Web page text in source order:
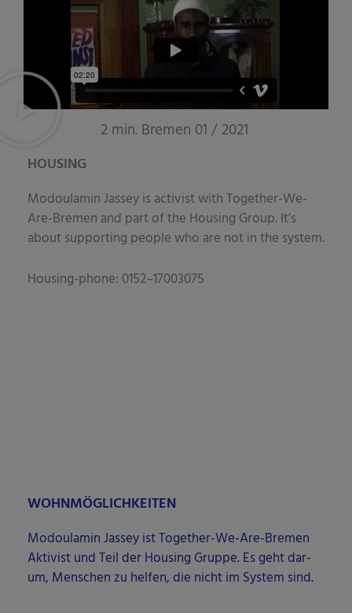
2 min. Bremen 01 / 2021
HOUSING
Modou­la­min Jas­sey is acti­vist with Tog­e­ther-We-
Are-Bre­men and part of the Housing Group. It’s
about sup­port­ing peo­p­le who are not in the system.
Housing-pho­ne: 0152–17003075